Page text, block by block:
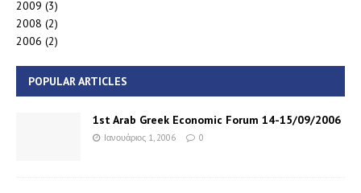
2009 (3)
2008 (2)
2006 (2)
POPULAR ARTICLES
1st Arab Greek Economic Forum 14-15/09/2006
Ιανουάριος 1, 2006 0